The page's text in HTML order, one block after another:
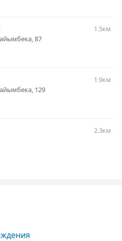
1.5км
87
1.9км
129
2.3км